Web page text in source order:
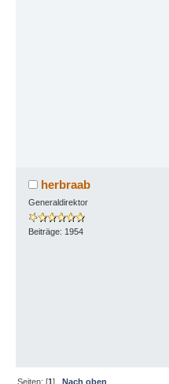
herbraab
Generaldirektor
Beiträge: 1954
Seiten: [1] Nach oben